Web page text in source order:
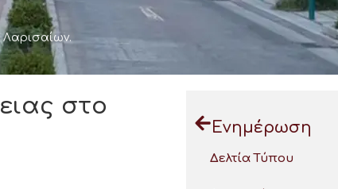
στο
Ενημέρωση
Δελτία Τύπου